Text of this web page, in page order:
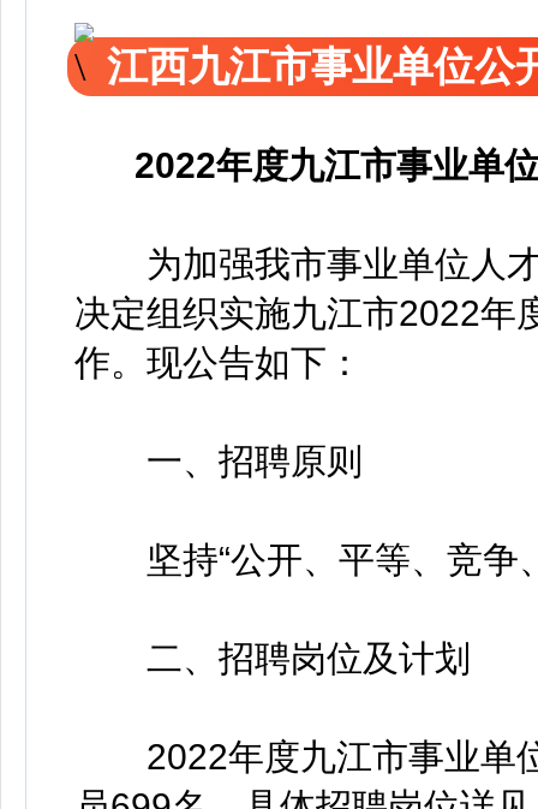
江西九江市事业单位公
2022年度九江市事业单
为加强我市事业单位人才
决定组织实施九江市2022年
作。现公告如下：
一、招聘原则
坚持“公开、平等、竞争
二、招聘岗位及计划
2022年度九江市事业单